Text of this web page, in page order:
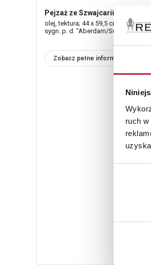
ruch
Pejzaż ze Szwajcarii, 1938
olej, tektura; 44 x 59,5 cm;
sygn. p. d. "Aberdam/Suise 1938;
Zobacz pełne informacje